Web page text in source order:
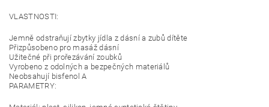
VLASTNOSTI:
Jemně odstraňují zbytky jídla z dásní a zubů dítěte
Přizpůsobeno pro masáž dásní
Užitečné při prořezávání zoubků
Vyrobeno z odolných a bezpečných materiálů
Neobsahují bisfenol A
PARAMETRY: